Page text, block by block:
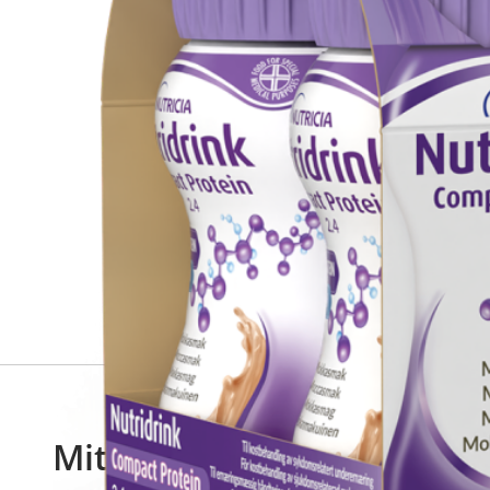
Miten tilaan